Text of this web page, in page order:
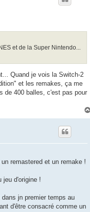
et de la Super Nintendo...
Quand je vois la Switch-2
et les remakes, ça me
de 400 balles, c'est pas pour
remastered et un remake !
jeu d'origine !
jn premier temps au
d'être consacré comme un